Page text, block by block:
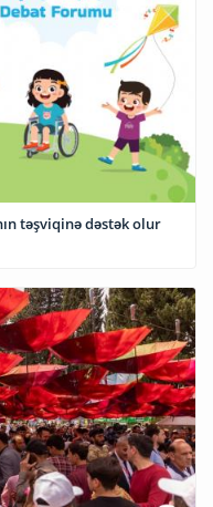
təşviqinə dəstək olur